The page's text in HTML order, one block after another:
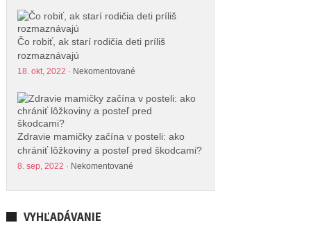
Čo robiť, ak starí rodičia deti príliš
rozmaznávajú
18. okt, 2022 · Nekomentované
Zdravie mamičky začína v posteli: ako
chrániť lôžkoviny a posteľ pred škodcami?
8. sep, 2022 · Nekomentované
VYHĽADÁVANIE